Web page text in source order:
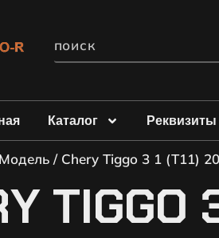
Каталог Реквизиты
/ Chery Tiggo 3 1 (T11)
TIGGO